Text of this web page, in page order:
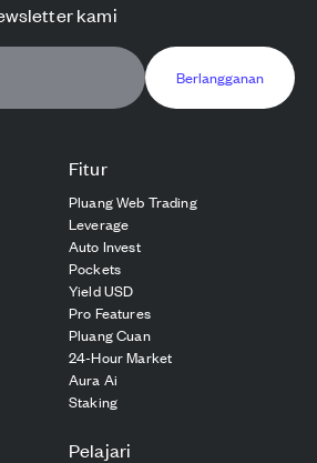
Fitur
Pluang Web Trading
Leverage
Auto Invest
Pockets
Yield USD
Pro Features
Pluang Cuan
24-Hour Market
Aura Ai
Staking
Pelajari
kami
Berlangganan